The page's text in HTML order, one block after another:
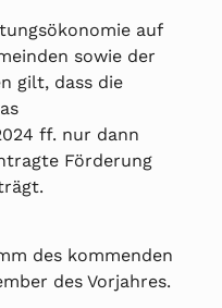
auf
sowie der
gilt, dass die
ff. nur dann
Förderung
des kommenden
des Vorjahres.